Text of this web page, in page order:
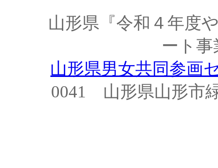
山形県『令和４年度
ート
山形県男女共同参
0041 山形県山形市